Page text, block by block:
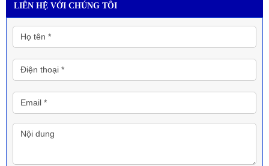
LIÊN HỆ VỚI CHÚNG TÔI